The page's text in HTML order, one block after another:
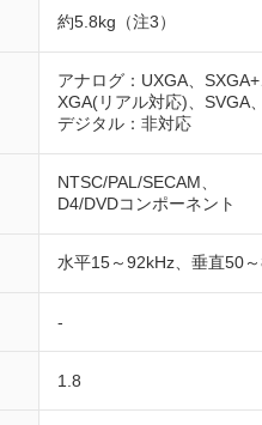
約5.8kg（注3）
アナログ：UXGA、
XGA(リアル対応)、SVGA
デジタル：非対応
NTSC/PAL/SECAM、
D4/DVDコンポーネント
水平15～92kHz、垂直50
-
1.8